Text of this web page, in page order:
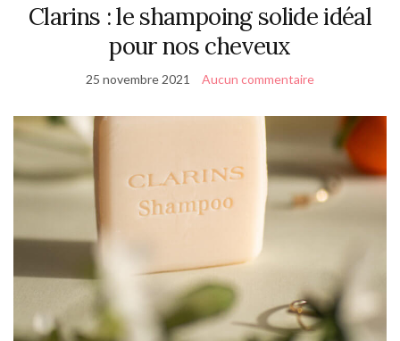
Clarins : le shampoing solide idéal
pour nos cheveux
25 novembre 2021 Aucun commentaire